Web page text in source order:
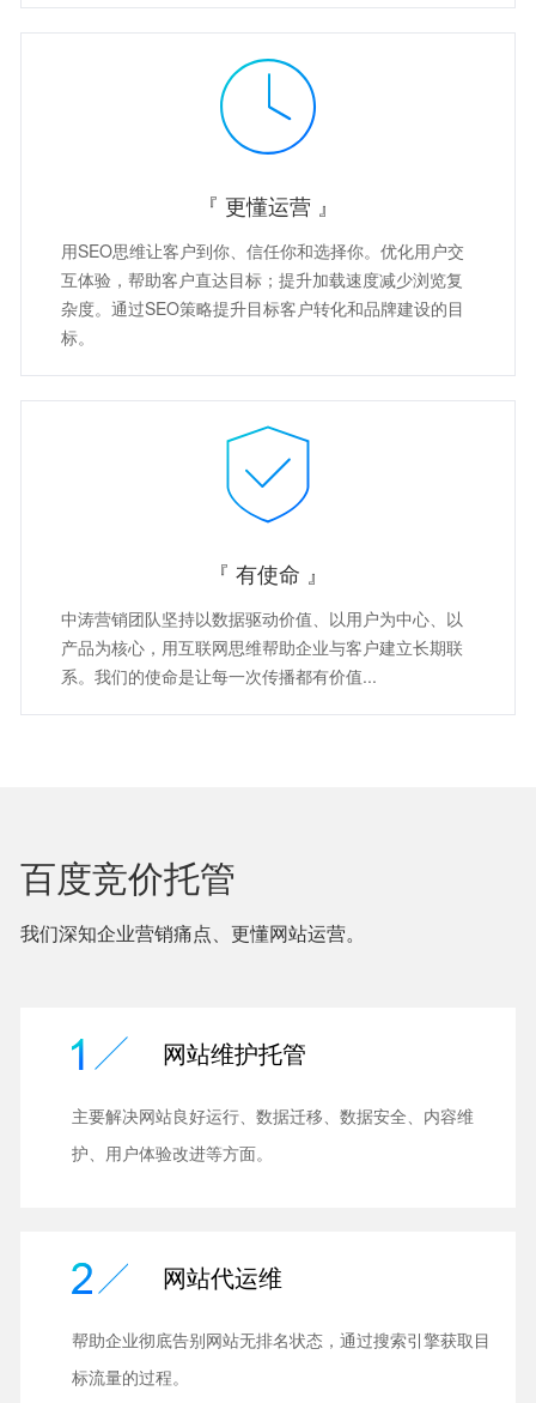
『 更懂运营 』
用SEO思维让客户到你、信任你和选择你。优化用户交
互体验，帮助客户直达目标；提升加载速度减少浏览复
杂度。通过SEO策略提升目标客户转化和品牌建设的目
标。
『 有使命 』
中涛营销团队坚持以数据驱动价值、以用户为中心、以
产品为核心，用互联网思维帮助企业与客户建立长期联
系。我们的使命是让每一次传播都有价值...
百度竞价托管
我们深知企业营销痛点、更懂网站运营。
网站维护托管
主要解决网站良好运行、数据迁移、数据安全、内容维
护、用户体验改进等方面。
网站代运维
帮助企业彻底告别网站无排名状态，通过搜索引擎获取目
标流量的过程。